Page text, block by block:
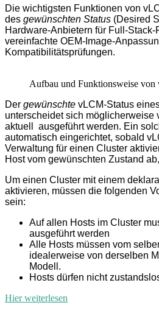
Die wichtigsten Funktionen von
des gewünschten Status (Desired
Hardware-Anbietern für Full-
vereinfachte OEM-Image-
Kompatibilitäts­prüfungen.
Aufbau und Funktionsweise
Der gewünschte vLCM-Status
unterscheidet sich möglicher­weise
aktuell ausgeführt werden. Ein
automatisch eingerichtet, sobald
Verwaltung für einen Cluster
Host vom gewünschten Zustand
Um einen Cluster mit einem
aktivieren, müssen die folgenden
sein:
Auf allen Hosts im Cluster
ausgeführt werden
Alle Hosts müssen vom
idealerweise von derselben
Modell.
Hosts dürfen nicht
Hier weiterlesen